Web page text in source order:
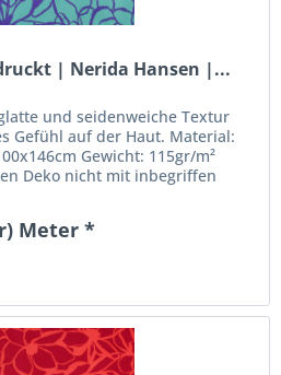
| Nerida Hansen |...
und seidenweiche Textur
Gefühl auf der Haut. Material:
Gewicht: 115gr/m²
Deko nicht mit inbegriffen
Meter *